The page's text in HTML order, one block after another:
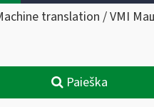
translation / VMI
Paieška